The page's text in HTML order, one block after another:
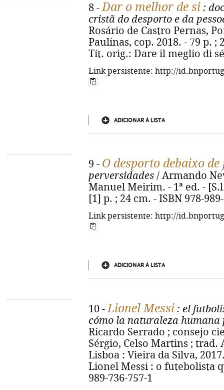
8 -Dar o melhor de si :
cristã do desporto e da
Rosário de Castro Pernas,
Paulinas, cop. 2018. - 79 p. ;
Tít. orig.: Dare il meglio di
Link persistente: http://
ADICIONAR À LISTA
9 - O desporto debaixo de
perversidades / Armando
Manuel Meirim. - 1ª ed. -
[1] p. ; 24 cm. - ISBN 978-
Link persistente: http://
ADICIONAR À LISTA
10 -Lionel Messi : el
cómo la naturaleza humana
Ricardo Serrado ; consejo
Sérgio, Celso Martins ; trad.
Lisboa : Vieira da Silva,
Lionel Messi : o futebolista
989-736-757-1